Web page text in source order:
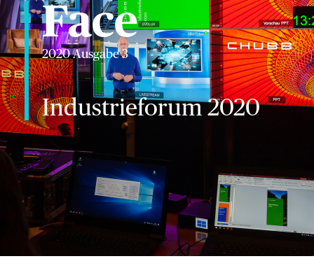
Über uns
Karriere
Investoren
Newsroom
Kontakt
chubb.com/de
Face
2020 Ausgabe 3
Industrieforum 2020